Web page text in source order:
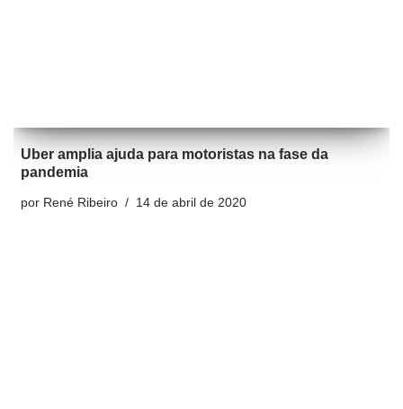
Uber amplia ajuda para motoristas na fase da
pandemia
por René Ribeiro 14 de abril de 2020